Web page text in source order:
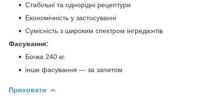
Стабільні та однорідні рецептури
Економічність у застосуванні
Сумісність з широким спектром інгредієнтів
Фасування:
Бочка 240 кг.
інше фасування — за запитом
Приховати